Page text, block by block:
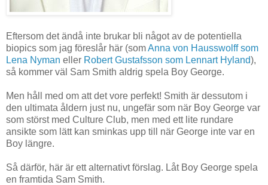
Eftersom det ändå inte brukar bli något av de potentiella
biopics som jag föreslår här (somAnna von Hausswolff som
Lena Nyman eller Robert Gustafsson som Lennart Hyland),
så kommer väl Sam Smith aldrig spela Boy George.
Men håll med om att det vore perfekt! Smith är dessutom i
den ultimata åldern just nu, ungefär som när Boy George var
som störst med Culture Club, men med ett lite rundare
ansikte som lätt kan sminkas upp till när George inte var en
Boy längre.
Så därför, här är ett alternativt förslag. Låt Boy George spela
en framtida Sam Smith.